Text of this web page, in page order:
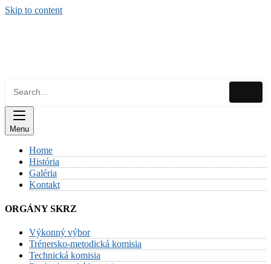
Skip to content
Menu
Home
História
Galéria
Kontakt
ORGÁNY SKRZ
Výkonný výbor
Trénersko-metodická komisia
Technická komisia